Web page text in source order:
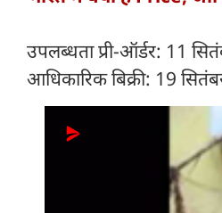
उपलब्धता प्री-ऑर्डर: 11
आधिकारिक बिक्री: 19